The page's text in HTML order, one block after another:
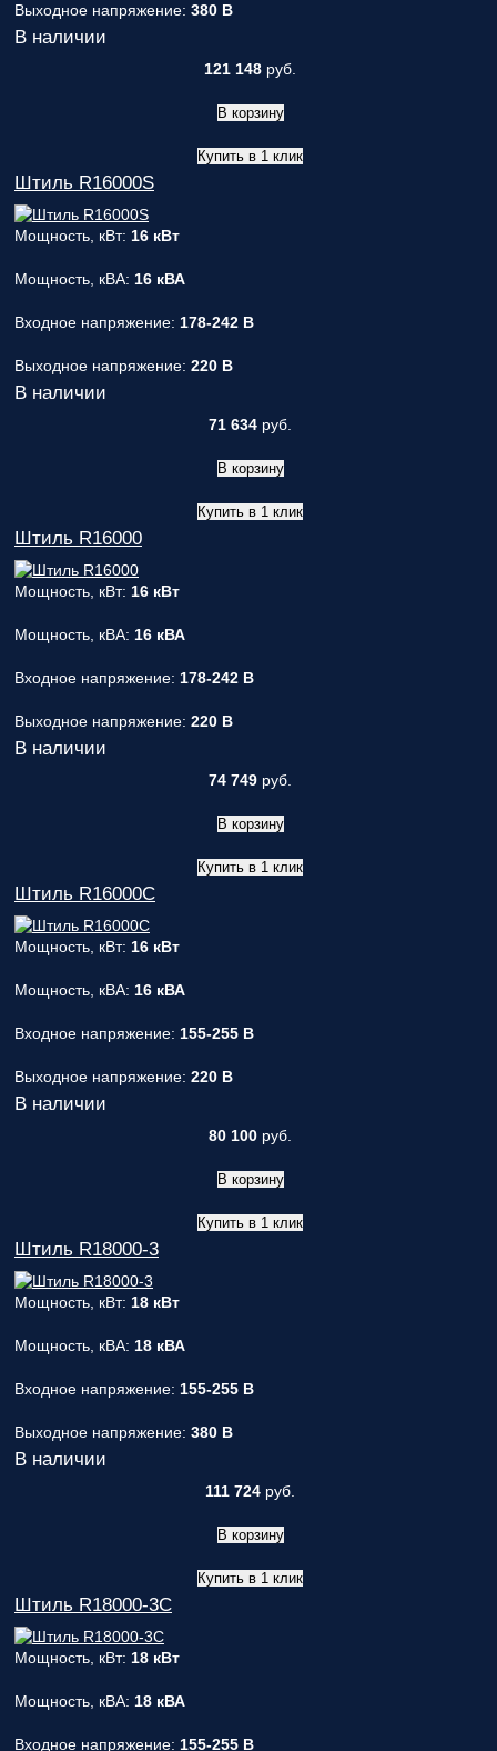
Выходное напряжение: 380 В
В наличии
121 148 руб.
В корзину
Купить в 1 клик
Штиль R16000S
Мощность, кВт: 16 кВт
Мощность, кВА: 16 кВА
Входное напряжение: 178-242 В
Выходное напряжение: 220 В
В наличии
71 634 руб.
В корзину
Купить в 1 клик
Штиль R16000
Мощность, кВт: 16 кВт
Мощность, кВА: 16 кВА
Входное напряжение: 178-242 В
Выходное напряжение: 220 В
В наличии
74 749 руб.
В корзину
Купить в 1 клик
Штиль R16000C
Мощность, кВт: 16 кВт
Мощность, кВА: 16 кВА
Входное напряжение: 155-255 В
Выходное напряжение: 220 В
В наличии
80 100 руб.
В корзину
Купить в 1 клик
Штиль R18000-3
Мощность, кВт: 18 кВт
Мощность, кВА: 18 кВА
Входное напряжение: 155-255 В
Выходное напряжение: 380 В
В наличии
111 724 руб.
В корзину
Купить в 1 клик
Штиль R18000-3C
Мощность, кВт: 18 кВт
Мощность, кВА: 18 кВА
Входное напряжение: 155-255 В